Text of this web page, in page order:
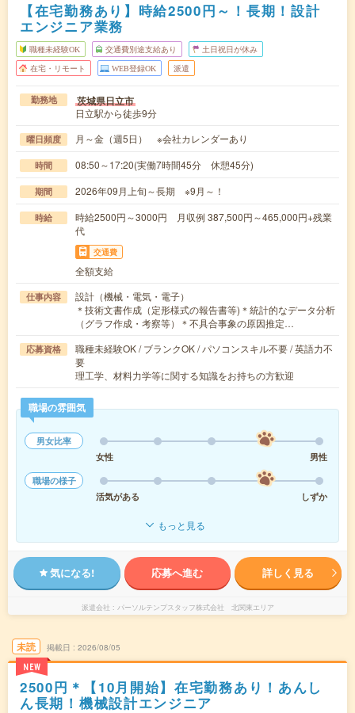
【在宅勤務あり】時給2500円～！長期！設計
エンジニア業務
職種未経験OK 交通費別途支給あり 土日祝日が休み
在宅・リモート WEB登録OK 派遣
勤務地 茨城県日立市
日立駅から徒歩9分
曜日頻度 月～金（週5日） ※会社カレンダーあり
時間 08:50～17:20(実働7時間45分 休憩45分)
期間 2026年09月上旬～長期 ※9月～！
時給
時給2500円～3000円 月収例 387,500円～465,000円+残業
代
交通費
全額支給
仕事内容
設計（機械・電気・電子）
＊技術文書作成（定形様式の報告書等)＊統計的なデータ分析
（グラフ作成・考察等）＊不具合事象の原因推定…
応募資格
職種未経験OK / ブランクOK / パソコンスキル不要 / 英語力不
要
理工学、材料力学等に関する知識をお持ちの方歓迎
職場の雰囲気
男女比率
女性
男性
職場の様子
活気がある
しずか
もっと見る
気になる! 応募へ進む 詳しく見る
派遣会社 パーソルテンプスタッフ株式会社 北関東エリア
未読
NEW
掲載日 2026/08/05
2500円＊【10月開始】在宅勤務あり！あんし
ん長期！機械設計エンジニア